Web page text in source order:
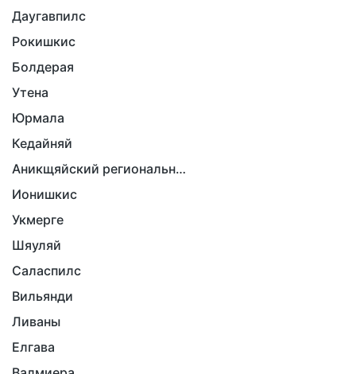
Даугавпилс
Рокишкис
Болдерая
Утена
Юрмала
Кедайняй
Аникщяйский региональный парк
Ионишкис
Укмерге
Шяуляй
Саласпилс
Вильянди
Ливаны
Елгава